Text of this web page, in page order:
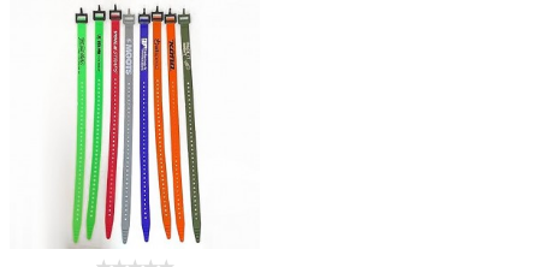
Personnaliser avec
votre logo